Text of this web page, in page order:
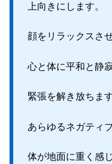
上向きにします。
顔をリラックスさ
心と体に平和と静
緊張を解き放ちます
あらゆるネガティ
体が地面に重く感